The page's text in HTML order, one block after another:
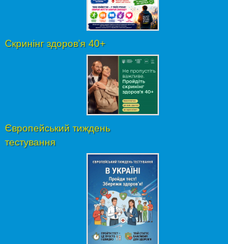
Скринінг здоровʼя 40+
Європейський тиждень
тестування